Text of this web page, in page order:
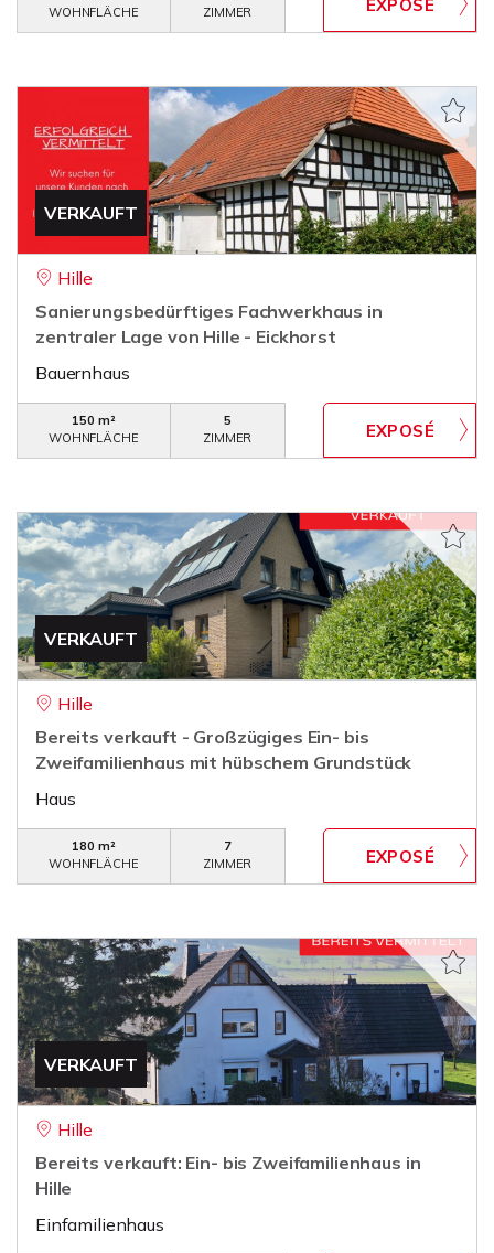
WOHNFLÄCHE
ZIMMER
VERKAUFT
Hille
Sanierungsbedürftiges Fachwerkhaus in
zentraler Lage von Hille - Eickhorst
Bauernhaus
150 m²
WOHNFLÄCHE
5
ZIMMER
VERKAUFT
Hille
Bereits verkauft - Großzügiges Ein- bis
Zweifamilienhaus mit hübschem Grundstück
Haus
180 m²
WOHNFLÄCHE
7
ZIMMER
VERKAUFT
Hille
Bereits verkauft: Ein- bis Zweifamilienhaus in
Hille
Einfamilienhaus